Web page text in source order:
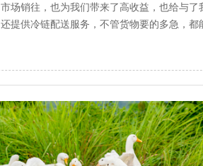
市场销往，也为我们带来了高收益，也给与
还提供冷链配送服务，不管货物要的多急，